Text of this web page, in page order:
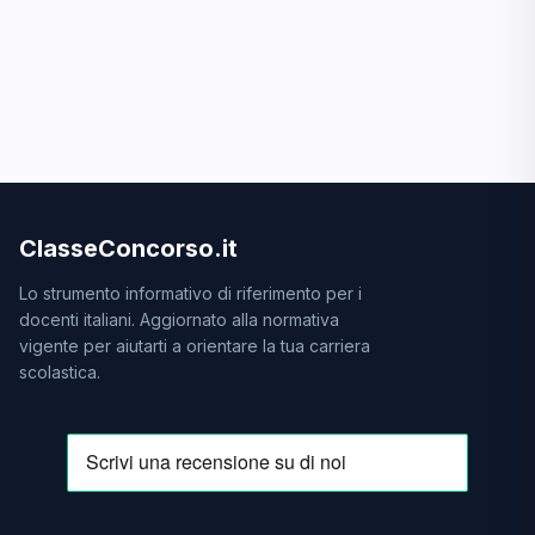
ClasseConcorso.it
Lo strumento informativo di riferimento per i
docenti italiani. Aggiornato alla normativa
vigente per aiutarti a orientare la tua carriera
scolastica.